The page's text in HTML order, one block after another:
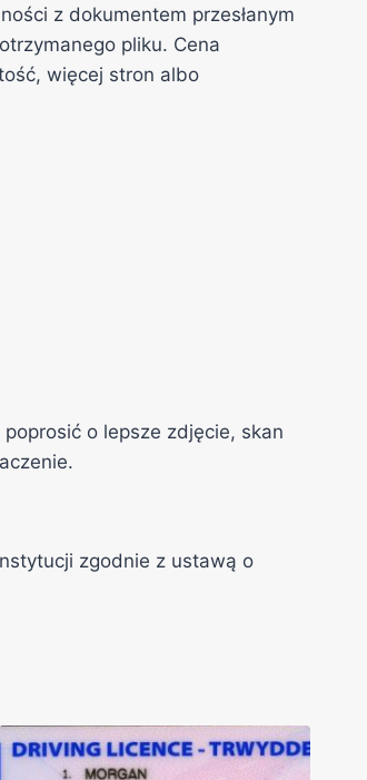
z dokumentem przesłanym
pliku. Cena
więcej stron albo
o lepsze zdjęcie, skan
zgodnie z ustawą o